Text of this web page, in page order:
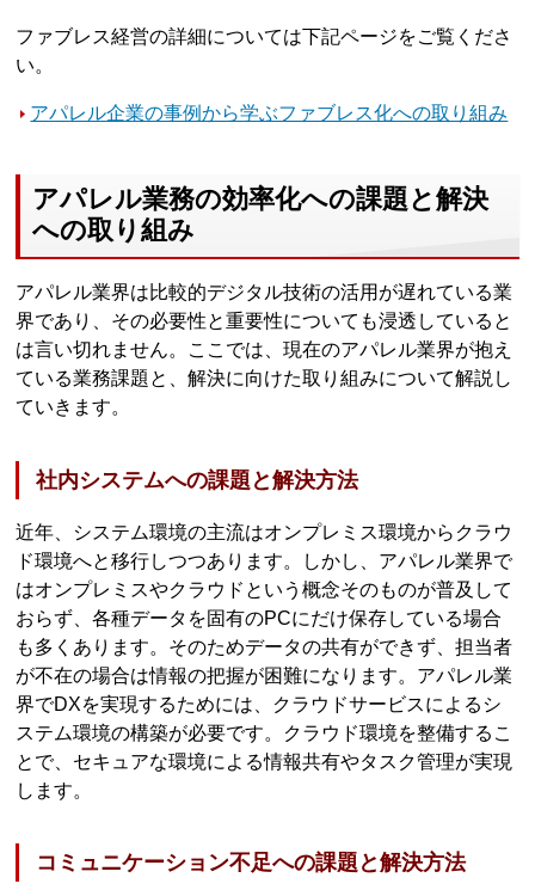
ファブレス経営の詳細については下記ページをご覧くださ
い。
アパレル企業の事例から学ぶファブレス化への取り組み
アパレル業務の効率化への課題と解決
への取り組み
アパレル業界は比較的デジタル技術の活用が遅れている業
界であり、その必要性と重要性についても浸透していると
は言い切れません。ここでは、現在のアパレル業界が抱え
ている業務課題と、解決に向けた取り組みについて解説し
ていきます。
社内システムへの課題と解決方法
近年、システム環境の主流はオンプレミス環境からクラウ
ド環境へと移行しつつあります。しかし、アパレル業界で
はオンプレミスやクラウドという概念そのものが普及して
おらず、各種データを固有のPCにだけ保存している場合
も多くあります。そのためデータの共有ができず、担当者
が不在の場合は情報の把握が困難になります。アパレル業
界でDXを実現するためには、クラウドサービスによるシ
ステム環境の構築が必要です。クラウド環境を整備するこ
とで、セキュアな環境による情報共有やタスク管理が実現
します。
コミュニケーション不足への課題と解決方法